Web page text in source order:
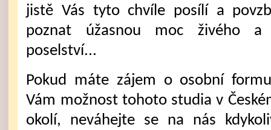
jistě Vás tyto chvíle posílí a
poznat úžasnou moc živého a
poselství...
Pokud máte zájem o osobní
Vám možnost tohoto studia v
okolí, neváhejte se na nás